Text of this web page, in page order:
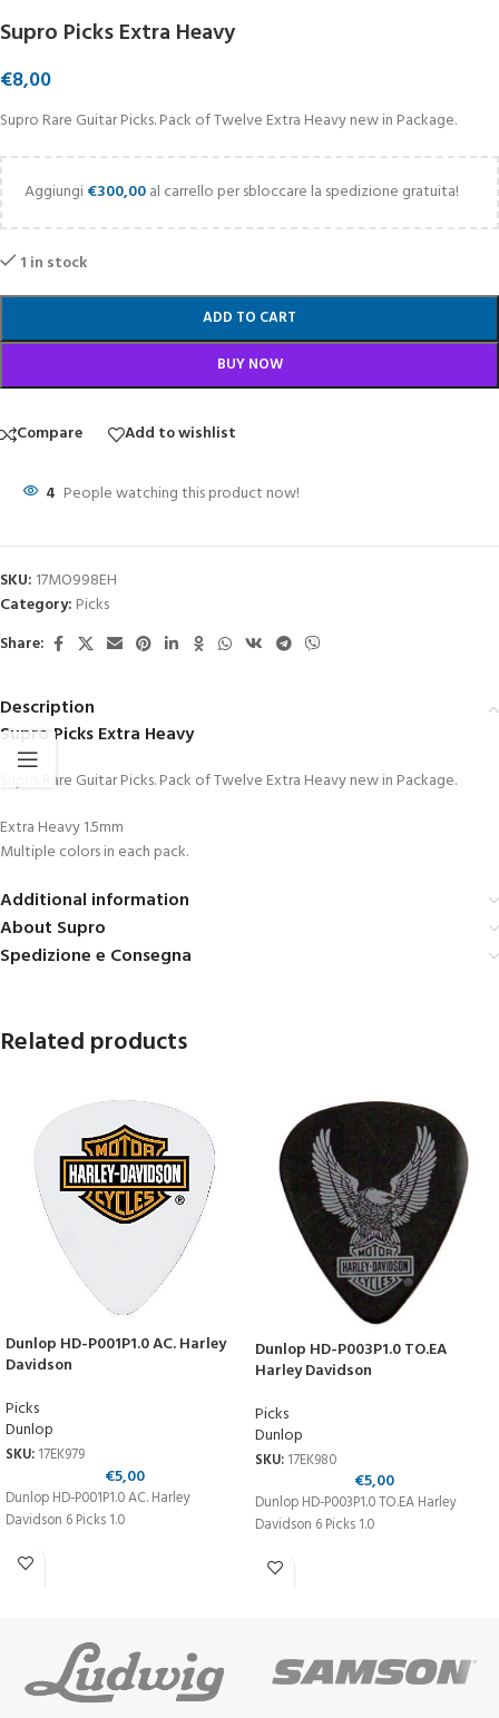
Supro Picks Extra Heavy
€8,00
Supro Rare Guitar Picks. Pack of Twelve Extra Heavy new in Package.
Aggiungi€300,00al carrello per sbloccare la spedizione gratuita!
1 in stock
ADD TO CART
BUY NOW
Compare Add to wishlist
4 People watching this product now!
SKU: 17MO998EH
Category: Picks
Share:
Description
Supro Picks Extra Heavy
Supro Rare Guitar Picks. Pack of Twelve Extra Heavy new in Package.
Extra Heavy 1.5mm
Multiple colors in each pack.
Additional information
About Supro
Spedizione e Consegna
Related products
Dunlop HD-P001P1.0 AC. Harley
Davidson
Picks
Dunlop
SKU: 17EK979
€5,00
Dunlop HD-P001P1.0 AC. Harley
Davidson 6 Picks 1.0
Dunlop HD-P003P1.0 TO.EA
Harley Davidson
Picks
Dunlop
SKU: 17EK980
€5,00
Dunlop HD-P003P1.0 TO.EA Harley
Davidson 6 Picks 1.0